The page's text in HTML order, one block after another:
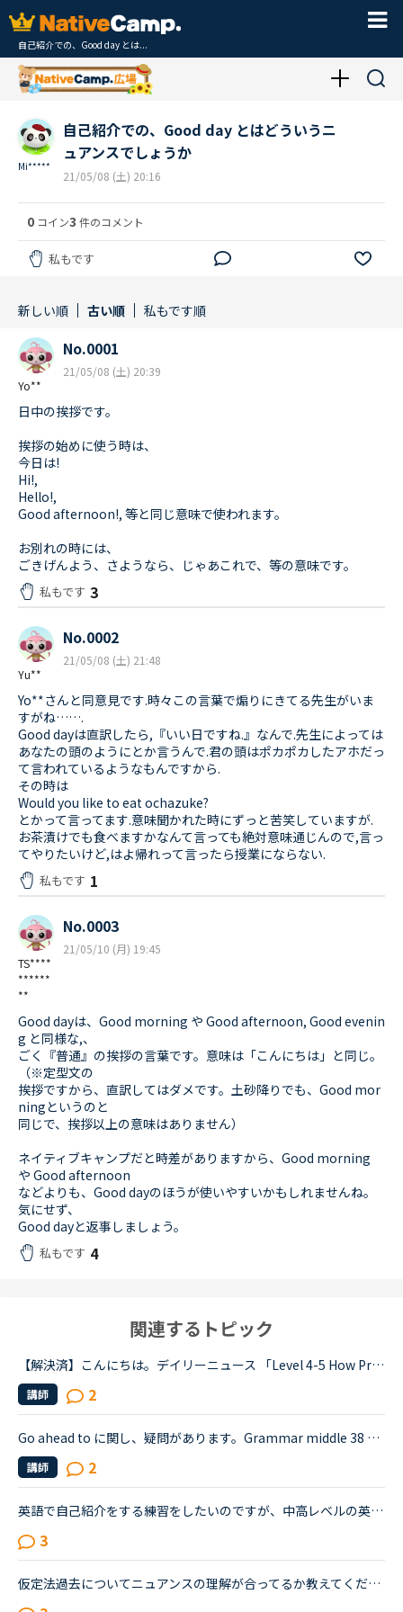
自己紹介での、Good day とは...
Mi*****
自己紹介での、Good day とはどういうニ
ュアンスでしょうか
21/05/08 (土) 20:16
0 コイン3 件のコメント
私もです
新しい順 古い順 私もです順
Yo**
No.0001
21/05/08 (土) 20:39
日中の挨拶です。
挨拶の始めに使う時は、
今日は!
Hi!,
Hello!,
Good afternoon!, 等と同じ意味で使われます。
お別れの時には、
ごきげんよう、さようなら、じゃあこれで、等の意味です。
私もです 3
Yu**
No.0002
21/05/08 (土) 21:48
Yo**さんと同意見です.時々この言葉で煽りにきてる先生がいま
すがね…….
Good dayは直訳したら,『いい日ですね.』なんで.先生によっては
あなたの頭のようにとか言うんで.君の頭はポカポカしたアホだっ
て言われているようなもんですから.
その時は
Would you like to eat ochazuke?
とかって言ってます.意味聞かれた時にずっと苦笑していますが.
お茶漬けでも食べますかなんて言っても絶対意味通じんので,言っ
てやりたいけど,はよ帰れって言ったら授業にならない.
私もです 1
TS****
******
**
No.0003
21/05/10 (月) 19:45
Good dayは、Good morning や Good afternoon, Good evenin
g と同様な,、
ごく『普通』の挨拶の言葉です。意味は「こんにちは」と同じ。
（※定型文の
挨拶ですから、直訳してはダメです。土砂降りでも、Good mor
ningというのと
同じで、挨拶以上の意味はありません）
ネイティブキャンプだと時差がありますから、Good morning
や Good afternoon
などよりも、Good dayのほうが使いやすいかもしれませんね。
気にせず、
Good dayと返事しましょう。
私もです 4
関連するトピック
【解決済】こんにちは。デイリーニュース 「Level 4-5 How Processed Food Helped Humanity」 の第2パラグラフ、The small size of teeth in early humans can only be explained by food becoming easier to eat...
講師 2
Go ahead to に関し、疑問があります。Grammar middle 38 のstory中の文章です。I’m going to go ahead to ask you this .Would you mind if I asked you to come and play soccer with us on Saturday? この文章...
講師 2
英語で自己紹介をする練習をしたいのですが、中高レベルの英語がうろ覚えと、２か月前から英会話の学習を始めたばかりなので、日本語を交えながら英語で自己紹介をするレッスンを受けたいのですが、、、。フリー...
3
仮定法過去についてニュアンスの理解が合ってるか教えてください。いまside by side4（p83−84）をやっているのですが、少し混乱しています。例えば、if i were a bird, I could fly to you,であれば、The Present...